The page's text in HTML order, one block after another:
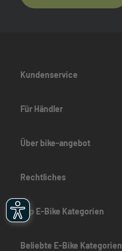
Kundenservice
Für Händler
Über bike-angebot
Rechtliches
Top E-Bike Kategorien
Beliebte E-Bike Kategorien